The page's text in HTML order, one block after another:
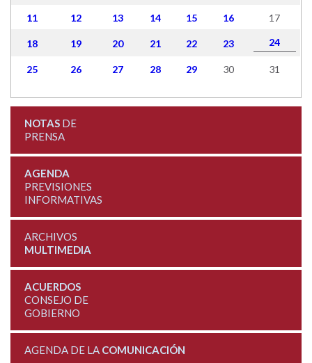
11 12 13 14 15 16 17
18 19 20 21 22 23 24
25 26 27 28 29 30 31
NOTASDE
PRENSA
AGENDA
PREVISIONES
INFORMATIVAS
ARCHIVOS
MULTIMEDIA
ACUERDOS
CONSEJO DE
GOBIERNO
AGENDA DE LA COMUNICACIÓN